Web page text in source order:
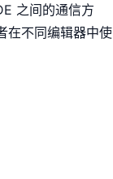
之间的通信方
在不同编辑器中使